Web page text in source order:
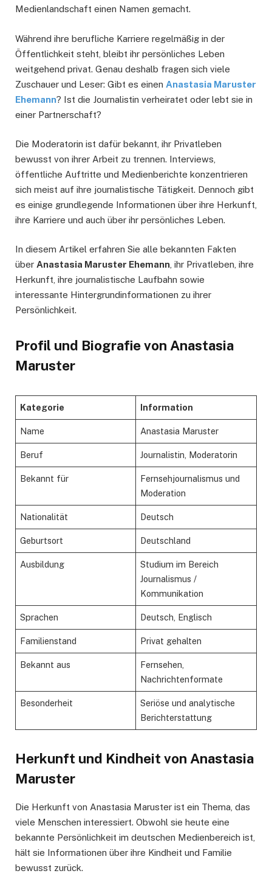
Medienlandschaft einen Namen gemacht.
Während ihre berufliche Karriere regelmäßig in der
Öffentlichkeit steht, bleibt ihr persönliches Leben
weitgehend privat. Genau deshalb fragen sich viele
Zuschauer und Leser: Gibt es einen Anastasia Maruster
Ehemann? Ist die Journalistin verheiratet oder lebt sie in
einer Partnerschaft?
Die Moderatorin ist dafür bekannt, ihr Privatleben
bewusst von ihrer Arbeit zu trennen. Interviews,
öffentliche Auftritte und Medienberichte konzentrieren
sich meist auf ihre journalistische Tätigkeit. Dennoch gibt
es einige grundlegende Informationen über ihre Herkunft,
ihre Karriere und auch über ihr persönliches Leben.
In diesem Artikel erfahren Sie alle bekannten Fakten
über Anastasia Maruster Ehemann , ihr Privatleben, ihre
Herkunft, ihre journalistische Laufbahn sowie
interessante Hintergrundinformationen zu ihrer
Persönlichkeit.
Profil und Biografie von Anastasia
Maruster
Kategorie Information
Name Anastasia Maruster
Beruf Journalistin, Moderatorin
Bekannt für
Fernsehjournalismus und
Moderation
Nationalität Deutsch
Geburtsort Deutschland
Ausbildung
Studium im Bereich
Journalismus /
Kommunikation
Sprachen Deutsch, Englisch
Familienstand Privat gehalten
Bekannt aus
Fernsehen,
Nachrichtenformate
Besonderheit
Seriöse und analytische
Berichterstattung
Herkunft und Kindheit von Anastasia
Maruster
Die Herkunft von Anastasia Maruster ist ein Thema, das
viele Menschen interessiert. Obwohl sie heute eine
bekannte Persönlichkeit im deutschen Medienbereich ist,
hält sie Informationen über ihre Kindheit und Familie
bewusst zurück.